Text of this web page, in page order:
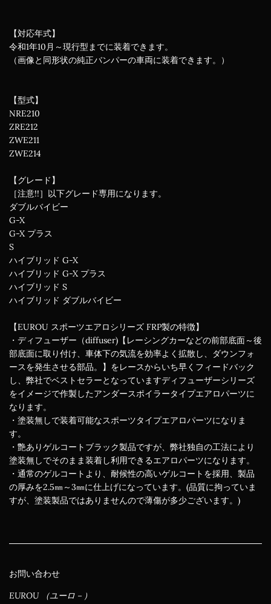
【対応年式】
令和1年10月～現行型までに装着できます。
（画像と同形状の純正バンパーの車両に装着できます。）
【型式】
NRE210
ZRE212
ZWE211
ZWE214
【グレード】
［注意!!］以下グレード専用になります。
ダブルバイビー
G-X
G-X プラス
S
ハイブリッド G-X
ハイブリッド G-X プラス
ハイブリッド S
ハイブリッド ダブルバイビー
【EUROU スポーツエアロシリーズ FRP製の特徴】
・ディフューザー（diffuser)【レーシングカーなどの前部底面～後
部底面に取り付け、車体下の気流を効率よく拡散し、ダウンフォ
ースを発生させる部品。】をレースからいち早くフィードバック
し、弊社でベストセラーとなっていますディフューザーシリーズ
をイメージで作製したアンダースポイラータイプエアロパーツに
なります。
・塗装無しで装着可能なスポーツタイプエアロパーツになりま
す。
・艶ありゲルコートブラック製品ですが、弊社独自の工法により
塗装無しでそのまま装着し利用できるエアロパーツになります。
・通常のゲルコートより、耐候性の高いゲルコートを採用、製品
の厚みを2.5㎜～3㎜に仕上げになっています。(品質に拘っていま
すが、塗装製品ではありませんので薄傷が多少ございます。)
お問い合わせ
EUROU （ユーロ－）